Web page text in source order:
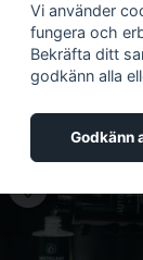
SONAX
209 kr
Vi använder
fungera och
Bekräfta ditt
godkänn alla
Godkänn